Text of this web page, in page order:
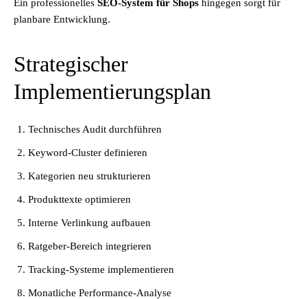
Ein professionelles SEO-System für Shops hingegen sorgt für
planbare Entwicklung.
Strategischer
Implementierungsplan
Technisches Audit durchführen
Keyword-Cluster definieren
Kategorien neu strukturieren
Produkttexte optimieren
Interne Verlinkung aufbauen
Ratgeber-Bereich integrieren
Tracking-Systeme implementieren
Monatliche Performance-Analyse